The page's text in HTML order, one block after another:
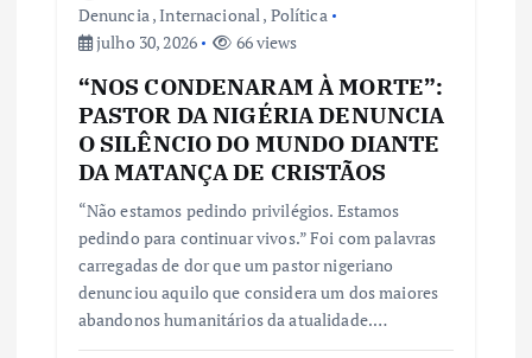
Denuncia ,Internacional , Política
julho 30, 2026
66 views
“NOS CONDENARAM À MORTE”:
PASTOR DA NIGÉRIA DENUNCIA
O SILÊNCIO DO MUNDO DIANTE
DA MATANÇA DE CRISTÃOS
“Não estamos pedindo privilégios. Estamos
pedindo para continuar vivos.” Foi com palavras
carregadas de dor que um pastor nigeriano
denunciou aquilo que considera um dos maiores
abandonos humanitários da atualidade.…